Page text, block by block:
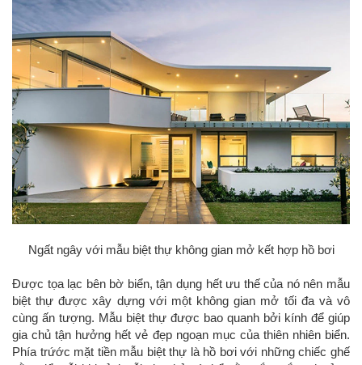
Ngất ngây với mẫu biệt thự không gian mở kết hợp hồ bơi
Được tọa lạc bên bờ biển, tận dụng hết ưu thế của nó nên mẫu
biệt thự được xây dựng với một không gian mở tối đa và vô
cùng ấn tượng. Mẫu biệt thự được bao quanh bởi kính để giúp
gia chủ tận hưởng hết vẻ đẹp ngoạn mục của thiên nhiên biển.
Phía trứớc mặt tiền mẫu biệt thự là hồ bơi với những chiếc ghế